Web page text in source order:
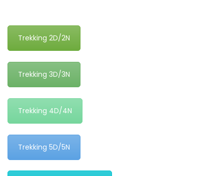
Trekking 2D/2N
Trekking 3D/3N
Trekking 4D/4N
Trekking 5D/5N